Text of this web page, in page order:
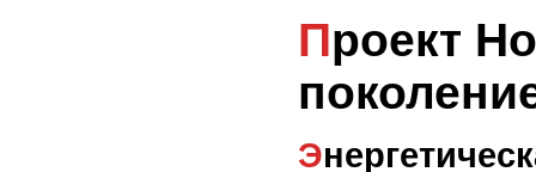
Проект Новое